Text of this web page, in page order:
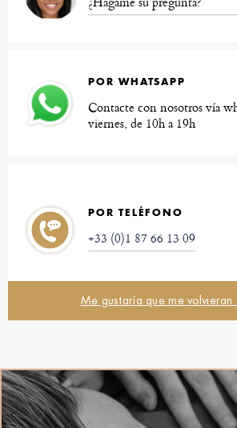
POR WHATSAPP
Contacte con nosotros vía
viernes, de 10h a 19h
POR TELÉFONO
+33 (0)1 87 66 13 09
Me gustaría que me volvieran